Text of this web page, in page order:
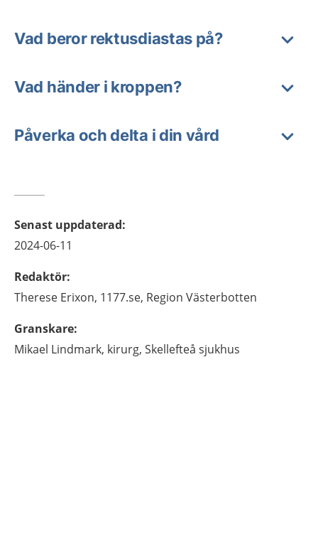
Vad beror rektusdiastas på?
Vad händer i kroppen?
Påverka och delta i din vård
Senast uppdaterad:
2024-06-11
Redaktör:
Therese Erixon, 1177.se, Region Västerbotten
Granskare:
Mikael Lindmark, kirurg, Skellefteå sjukhus